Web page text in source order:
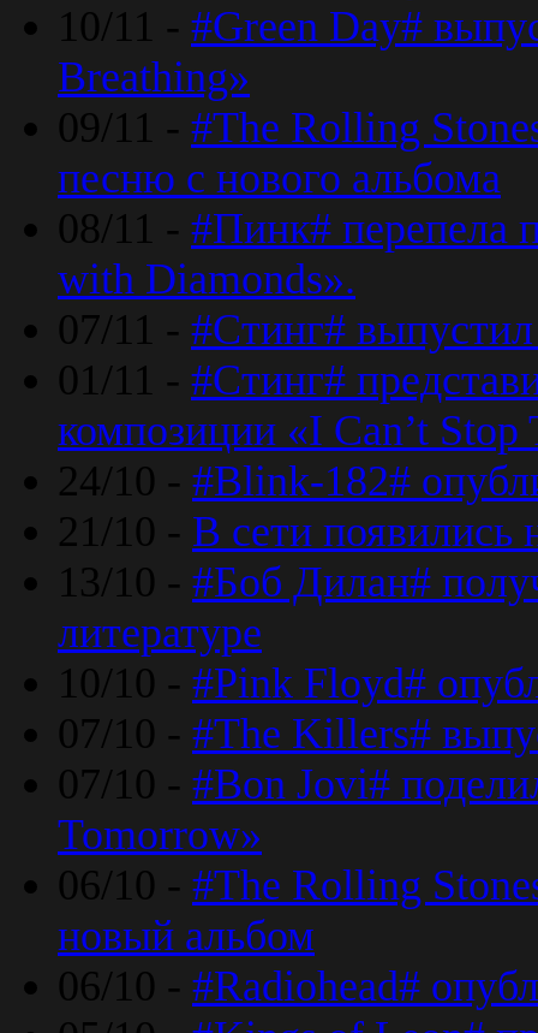
10/11 - #Green Day#
Breathing»
09/11 - #The Rolling
песню с нового альбома
08/11 - #Пинк# перепела
with Diamonds».
07/11 - #Стинг#
01/11 - #Стинг#
композиции «I Can’t
24/10 - #Blink-182#
21/10 - В сети появились
13/10 - #Боб Дилан#
литературе
10/10 - #Pink Floyd#
07/10 - #The Killers#
07/10 - #Bon Jovi#
Tomorrow»
06/10 - #The Rolling
новый альбом
06/10 - #Radiohead#